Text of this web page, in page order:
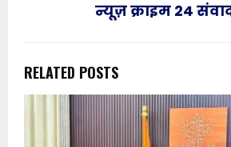
न्यूज़ क्राइम 24
RELATED POSTS